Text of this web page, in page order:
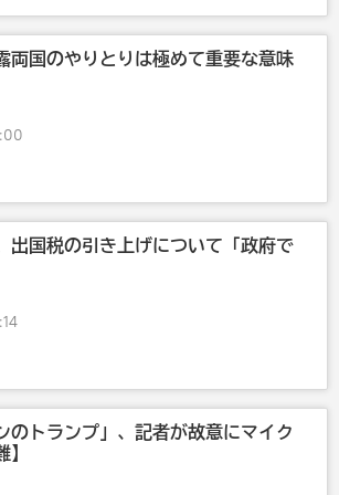
両国のやりとりは極めて重要な意味
国税の引き上げについて「政府で
のトランプ」、記者が故意にマイク